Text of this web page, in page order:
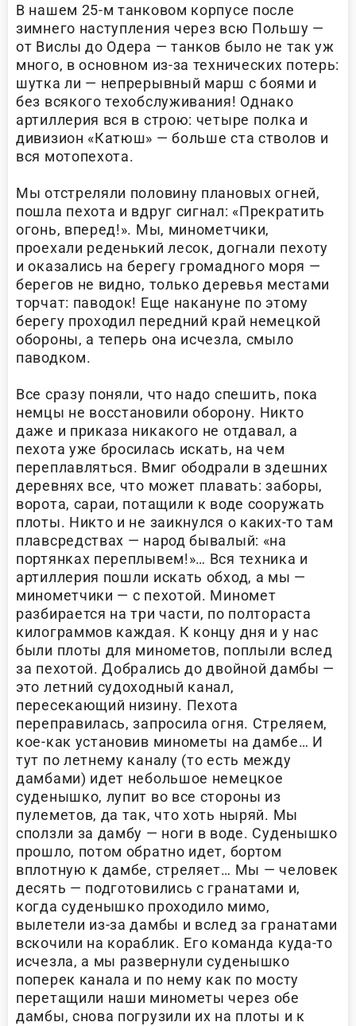
В нашем 25-м танковом корпусе после
зимнего наступления через всю Польшу —
от Вислы до Одера — танков было не так уж
много, в основном из-за технических потерь:
шутка ли — непрерывный марш с боями и
без всякого техобслуживания! Однако
артиллерия вся в строю: четыре полка и
дивизион «Катюш» — больше ста стволов и
вся мотопехота.
Мы отстреляли половину плановых огней,
пошла пехота и вдруг сигнал: «Прекратить
огонь, вперед!». Мы, минометчики,
проехали реденький лесок, догнали пехоту
и оказались на берегу громадного моря —
берегов не видно, только деревья местами
торчат: паводок! Еще накануне по этому
берегу проходил передний край немецкой
обороны, а теперь она исчезла, смыло
паводком.
Все сразу поняли, что надо спешить, пока
немцы не восстановили оборону. Никто
даже и приказа никакого не отдавал, а
пехота уже бросилась искать, на чем
переплавляться. Вмиг ободрали в здешних
деревнях все, что может плавать: заборы,
ворота, сараи, потащили к воде сооружать
плоты. Никто и не заикнулся о каких-то там
плавсредствах — народ бывалый: «на
портянках переплывем!»… Вся техника и
артиллерия пошли искать обход, а мы —
минометчики — с пехотой. Миномет
разбирается на три части, по полтораста
килограммов каждая. К концу дня и у нас
были плоты для минометов, поплыли вслед
за пехотой. Добрались до двойной дамбы —
это летний судоходный канал,
пересекающий низину. Пехота
переправилась, запросила огня. Стреляем,
кое-как установив минометы на дамбе… И
тут по летнему каналу (то есть между
дамбами) идет небольшое немецкое
суденышко, лупит во все стороны из
пулеметов, да так, что хоть ныряй. Мы
сползли за дамбу — ноги в воде. Суденышко
прошло, потом обратно идет, бортом
вплотную к дамбе, стреляет… Мы — человек
десять — подготовились с гранатами и,
когда суденышко проходило мимо,
вылетели из-за дамбы и вслед за гранатами
вскочили на кораблик. Его команда куда-то
исчезла, а мы развернули суденышко
поперек канала и по нему как по мосту
перетащили наши минометы через обе
дамбы, снова погрузили их на плоты и к